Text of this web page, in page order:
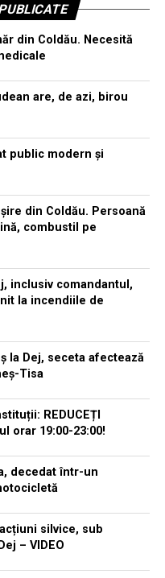
din Coldău. Necesită
are, de azi, birou
public modern și
din Coldău. Persoană
combustil pe
inclusiv comandantul,
la incendiile de
la Dej, seceta afectează
Tisa
REDUCEȚI
orar 19:00-23:00!
decedat într-un
silvice, sub
– VIDEO